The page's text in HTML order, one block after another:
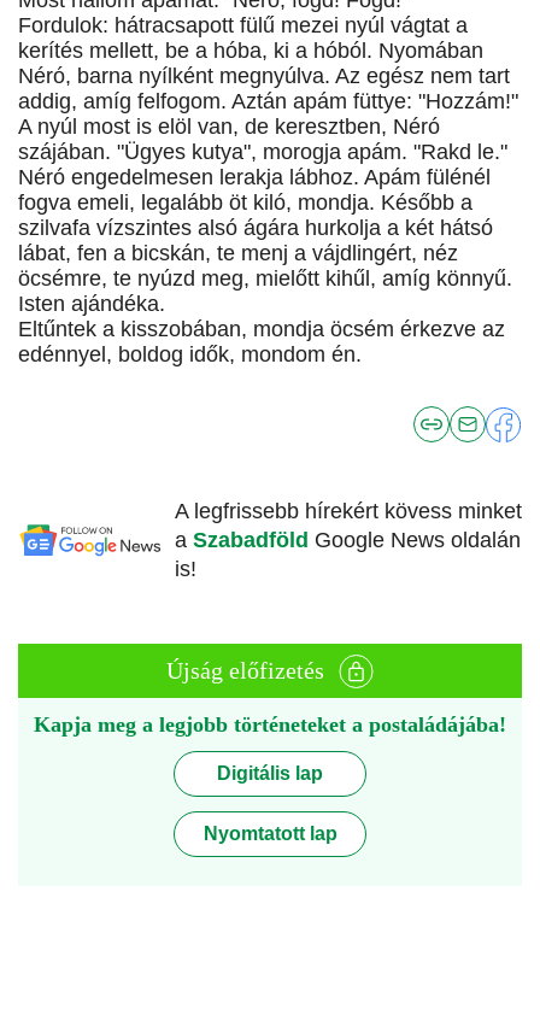
Fordulok: hátracsapott fülű mezei nyúl vágtat a
kerítés mellett, be a hóba, ki a hóból. Nyomában
Néró, barna nyílként megnyúlva. Az egész nem tart
addig, amíg felfogom. Aztán apám füttye: "Hozzám!"
A nyúl most is elöl van, de keresztben, Néró
szájában. "Ügyes kutya", morogja apám. "Rakd le."
Néró engedelmesen lerakja lábhoz. Apám fülénél
fogva emeli, legalább öt kiló, mondja. Később a
szilvafa vízszintes alsó ágára hurkolja a két hátsó
lábat, fen a bicskán, te menj a vájdlingért, néz
öcsémre, te nyúzd meg, mielőtt kihűl, amíg könnyű.
Isten ajándéka.
Eltűntek a kisszobában, mondja öcsém érkezve az
edénnyel, boldog idők, mondom én.
A legfrissebb hírekért kövess minket
a Szabadföld Google News oldalán
is!
Újság előfizetés
Kapja meg a legjobb történeteket a postaládájába!
Digitális lap
Nyomtatott lap